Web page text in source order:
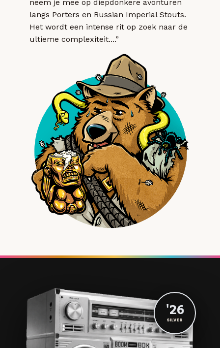
neem je mee op diepdonkere avonturen
langs Porters en Russian Imperial Stouts.
Het wordt een intense rit op zoek naar de
ultieme complexiteit....”
'26
SILVER